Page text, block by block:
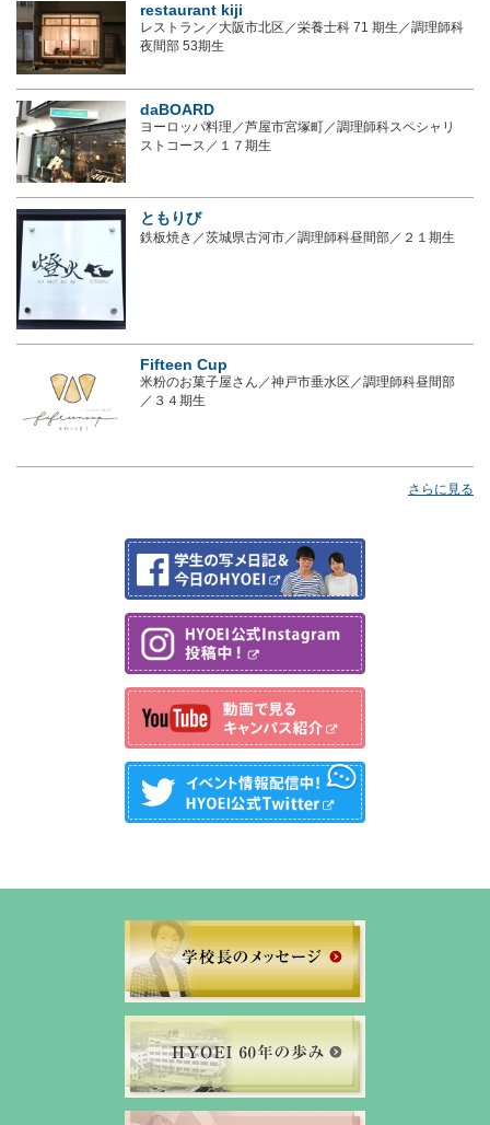
restaurant kiji
レストラン／大阪市北区／栄養士科 71 期生／調理師科
夜間部 53期生
daBOARD
ヨーロッパ料理／芦屋市宮塚町／調理師科スペシャリ
ストコース／１７期生
ともりび
鉄板焼き／茨城県古河市／調理師科昼間部／２１期生
Fifteen Cup
米粉のお菓子屋さん／神戸市垂水区／調理師科昼間部
／３４期生
さらに見る